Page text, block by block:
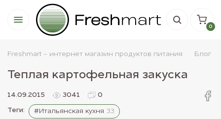
0
Freshmart - интернет магазин продуктов питания Блог
Теплая картофельная закуска
14.09.2015 3041 0
Теги: #Итальянская кухня 33